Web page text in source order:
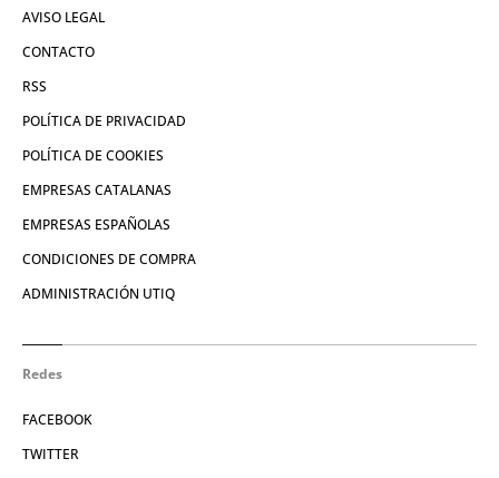
AVISO LEGAL
CONTACTO
RSS
POLÍTICA DE PRIVACIDAD
POLÍTICA DE COOKIES
EMPRESAS CATALANAS
EMPRESAS ESPAÑOLAS
CONDICIONES DE COMPRA
ADMINISTRACIÓN UTIQ
Redes
FACEBOOK
TWITTER